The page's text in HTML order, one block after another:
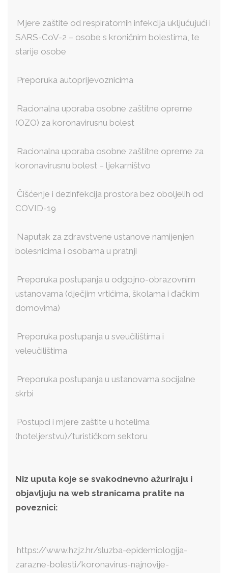
Mjere zaštite od respiratornih infekcija uključujući i
SARS-CoV-2 – osobe s kroničnim bolestima, te
starije osobe
Preporuka autoprijevoznicima
Racionalna uporaba osobne zaštitne opreme
(OZO) za koronavirusnu bolest
Racionalna uporaba osobne zaštitne opreme za
koronavirusnu bolest – ljekarništvo
Čišćenje i dezinfekcija prostora bez oboljelih od
COVID-19
Naputak za zdravstvene ustanove namijenjen
bolesnicima i osobama u pratnji
Preporuka postupanja u odgojno-obrazovnim
ustanovama (dječjim vrtićima, školama i đačkim
domovima)
Preporuka postupanja u sveučilištima i
veleučilištima
Preporuka postupanja u ustanovama socijalne
skrbi
Postupci i mjere zaštite u hotelima
(hoteljerstvu)/turističkom sektoru
Niz uputa koje se svakodnevno ažuriraju i
objavljuju na web stranicama pratite na
poveznici:
https://www.hzjz.hr/sluzba-epidemiologija-
zarazne-bolesti/koronavirus-najnovije-